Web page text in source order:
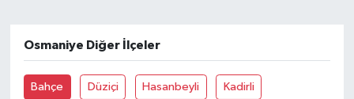
Osmaniye Diğer İlçeler
Bahçe Düziçi Hasanbeyli Kadirli